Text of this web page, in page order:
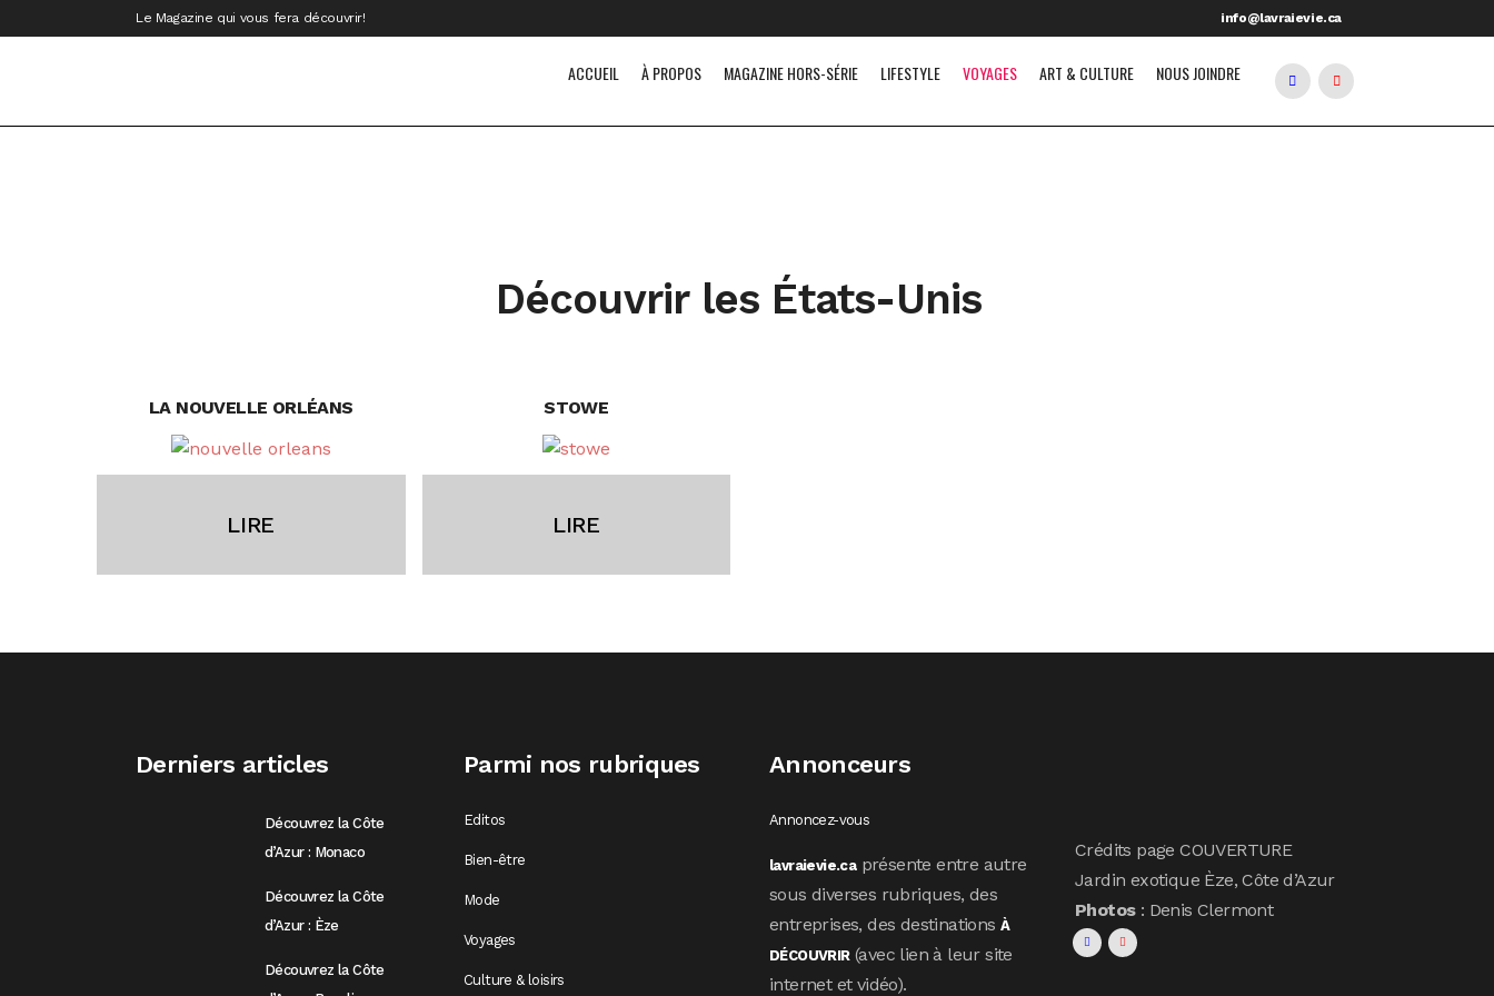
Le Magazine qui vous fera découvrir! info@lavraievie.ca
ACCUEIL À PROPOS MAGAZINE HORS-SÉRIE LIFESTYLE VOYAGES ART & CULTURE NOUS JOINDRE
Découvrir les États-Unis
LA NOUVELLE ORLÉANS
LIRE
STOWE
LIRE
Derniers articles
Découvrez la Côte
d’Azur : Monaco
Découvrez la Côte
d’Azur : Èze
Découvrez la Côte
Parmi nos rubriques
Editos
Bien-être
Mode
Voyages
Culture & loisirs
Annonceurs
Annoncez-vous
lavraievie.caprésente entre autre
sous diverses rubriques, des
entreprises, des destinations À
DÉCOUVRIR(avec lien à leur site
internet et vidéo).
Crédits page COUVERTURE
Jardin exotique Èze, Côte d’Azur
Photos: Denis Clermont